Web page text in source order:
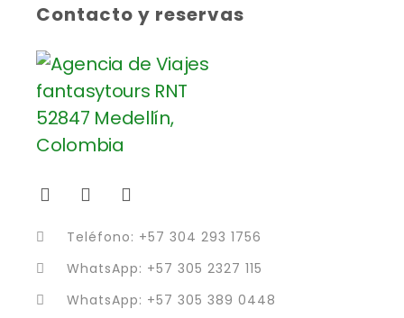
Contacto y reservas
Teléfono: +57 304 293 1756
WhatsApp: +57 305 2327 115
WhatsApp: +57 305 389 0448